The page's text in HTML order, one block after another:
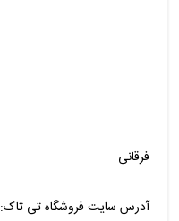
فرقانی
آدرس سایت فروشگاه تی تاک: